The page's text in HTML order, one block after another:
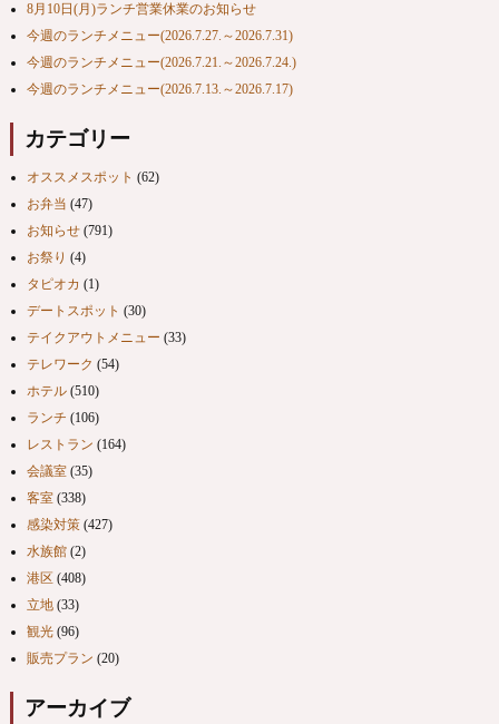
8月10日(月)ランチ営業休業のお知らせ
今週のランチメニュー(2026.7.27.～2026.7.31)
今週のランチメニュー(2026.7.21.～2026.7.24.)
今週のランチメニュー(2026.7.13.～2026.7.17)
カテゴリー
オススメスポット (62)
お弁当 (47)
お知らせ(791)
お祭り (4)
タピオカ (1)
デートスポット (30)
テイクアウトメニュー (33)
テレワーク (54)
ホテル(510)
ランチ (106)
レストラン (164)
会議室(35)
客室(338)
感染対策(427)
水族館(2)
港区(408)
立地(33)
観光(96)
販売プラン (20)
アーカイブ